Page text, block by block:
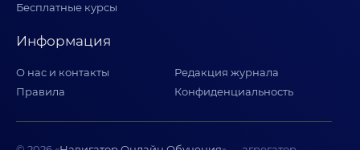
Бесплатные курсы
Информация
О нас и контакты
Редакция журнала
Правила
Конфиденциальность